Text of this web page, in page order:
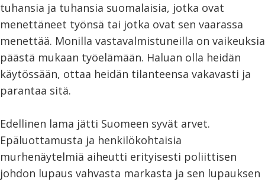
tuhansia ja tuhansia suomalaisia, jotka ovat
menettäneet työnsä tai jotka ovat sen vaarassa
menettää. Monilla vastavalmistuneilla on vaikeuksia
päästä mukaan työelämään. Haluan olla heidän
käytössään, ottaa heidän tilanteensa vakavasti ja
parantaa sitä.
Edellinen lama jätti Suomeen syvät arvet.
Epäluottamusta ja henkilökohtaisia
murhenäytelmiä aiheutti erityisesti poliittisen
johdon lupaus vahvasta markasta ja sen lupauksen